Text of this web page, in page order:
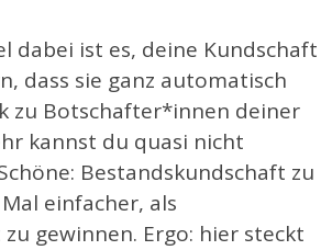
dabei ist es, deine Kundschaft
dass sie ganz automatisch
zu Botschafter*innen deiner
kannst du quasi nicht
Bestandskundschaft zu
einfacher, als
gewinnen. Ergo: hier steckt